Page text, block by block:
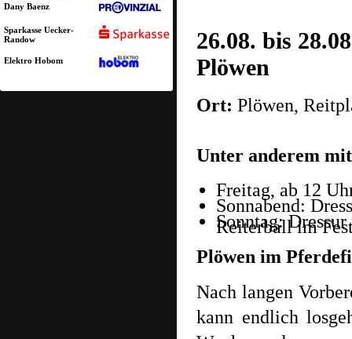
Dany Baenz
Sparkasse Uecker-
Randow
Elektro Hobom
26.08. bis
Plöwen
Ort: Plöwen,
Unter anderem
Freitag, ab 12
Sonnabend:
Reiterball im
Sonntag:
Plöwen im
Nach langen
kann endlich